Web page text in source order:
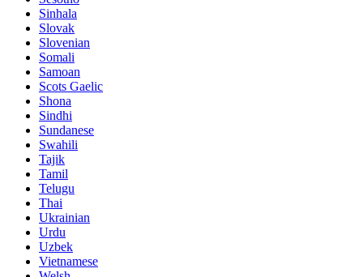
Sinhala
Slovak
Slovenian
Somali
Samoan
Scots Gaelic
Shona
Sindhi
Sundanese
Swahili
Tajik
Tamil
Telugu
Thai
Ukrainian
Urdu
Uzbek
Vietnamese